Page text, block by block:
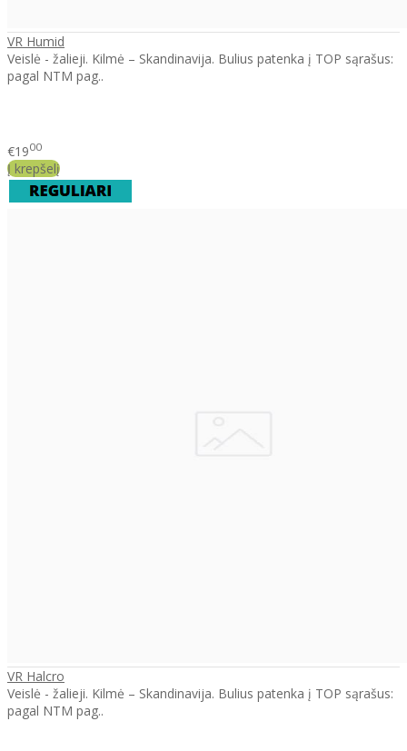
VR Humid
Veislė - žalieji. Kilmė – Skandinavija. Bulius patenka į TOP sąrašus:
pagal NTM pag..
€1900
Į krepšelį
VR Halcro
Veislė - žalieji. Kilmė – Skandinavija. Bulius patenka į TOP sąrašus:
pagal NTM pag..